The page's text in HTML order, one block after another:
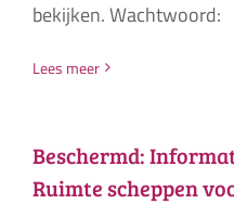
bekijken. Wachtwoord:
Lees meer
Beschermd:
Ruimte scheppen